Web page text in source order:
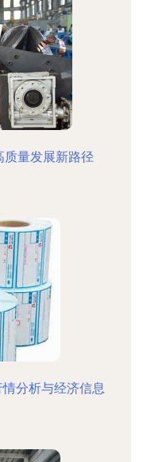
质量发展新路径
分析与经济信息